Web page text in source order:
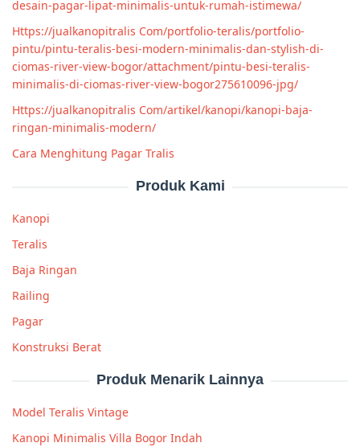
desain-pagar-lipat-minimalis-untuk-rumah-istimewa/
Https://jualkanopitralis Com/portfolio-teralis/portfolio-
pintu/pintu-teralis-besi-modern-minimalis-dan-stylish-di-
ciomas-river-view-bogor/attachment/pintu-besi-teralis-
minimalis-di-ciomas-river-view-bogor275610096-jpg/
Https://jualkanopitralis Com/artikel/kanopi/kanopi-baja-
ringan-minimalis-modern/
Cara Menghitung Pagar Tralis
Produk Kami
Kanopi
Teralis
Baja Ringan
Railing
Pagar
Konstruksi Berat
Produk Menarik Lainnya
Model Teralis Vintage
Kanopi Minimalis Villa Bogor Indah